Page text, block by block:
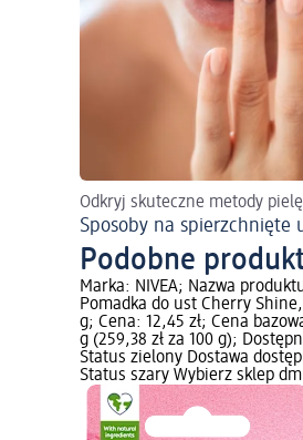
Odkryj skuteczne metody
Sposoby na spierzchnięte
Podobne
Marka: NIVEA; Nazwa
Pomadka do ust Cherry
g; Cena: 12,45 zł; Cena
g (259,38 zł za 100 g);
Status zielony Dostawa
Status szary Wybierz sklep dm